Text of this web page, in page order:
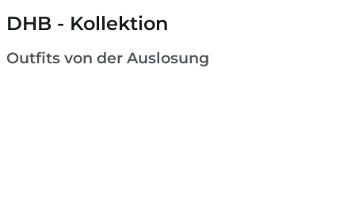
DHB - Kollektion
Outfits von der Auslosung